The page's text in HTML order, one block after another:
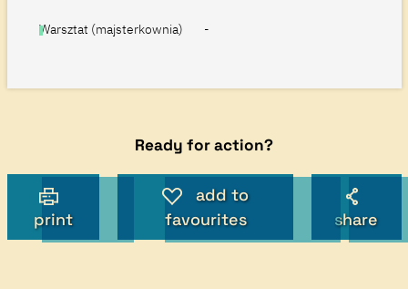
Warsztat (majsterkownia) -
Ready for action?
print
add to
favourites
share